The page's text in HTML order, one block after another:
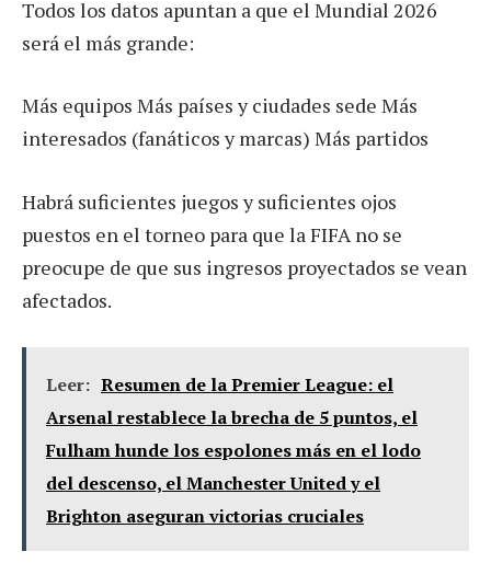
Todos los datos apuntan a que el Mundial 2026
será el más grande:
Más equipos Más países y ciudades sede Más
interesados ​​(fanáticos y marcas) Más partidos
Habrá suficientes juegos y suficientes ojos
puestos en el torneo para que la FIFA no se
preocupe de que sus ingresos proyectados se vean
afectados.
Leer: Resumen de la Premier League: el
Arsenal restablece la brecha de 5 puntos, el
Fulham hunde los espolones más en el lodo
del descenso, el Manchester United y el
Brighton aseguran victorias cruciales